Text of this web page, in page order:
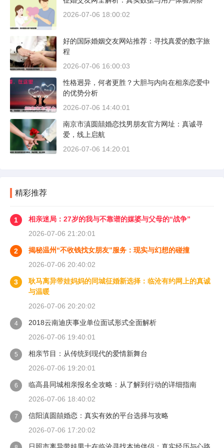
2026-07-06 18:00:02
好的国际婚姻交友网站推荐：寻找真爱的数字旅
程
2026-07-06 16:00:03
性格迥异，何者更胜？大胆与内向在相亲恋爱中
的优势分析
2026-07-06 14:40:01
南京市滇圆囍婚恋找男朋友官方网址：真诚寻
爱，线上启航
2026-07-06 14:20:01
精彩推荐
1
相亲迷局：27岁的我与不靠谱的媒婆与父母的“战争”
2026-07-06 21:20:01
2
揭秘温州“不收钱找女朋友”服务：现实与幻想的碰撞
2026-07-06 20:40:02
3
耿马离异带娃妈妈的同城征婚新选择：临沧有约网上的真诚
与温暖
2026-07-06 20:20:02
4
2018云南迪庆事业单位面试形式全面解析
2026-07-06 19:40:01
5
相亲节目：从传统到现代的爱情新舞台
2026-07-06 19:20:01
6
临高县同城相亲报名全攻略：从了解到行动的详细指南
2026-07-06 18:40:02
7
信阳滇圆囍婚恋：真实有效的平台选择与攻略
2026-07-06 17:20:02